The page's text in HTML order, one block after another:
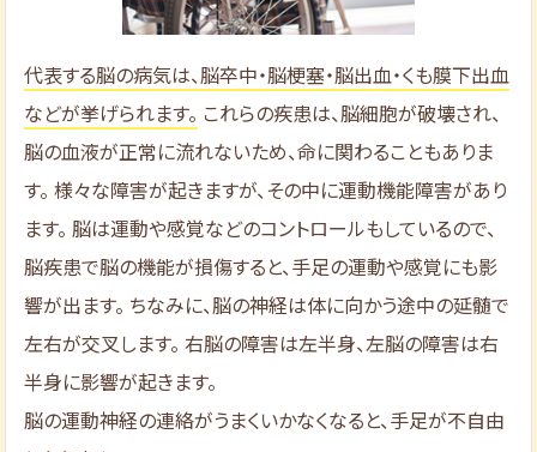
代表する脳の病気は、脳卒中・脳梗塞・脳出血・くも膜下出血
などが挙げられます。 これらの疾患は、脳細胞が破壊され、
脳の血液が正常に流れないため、命に関わることもありま
す。 様々な障害が起きますが、その中に運動機能障害があり
ます。 脳は運動や感覚などのコントロールもしているので、
脳疾患で脳の機能が損傷すると、手足の運動や感覚にも影
響が出ます。 ちなみに、脳の神経は体に向かう途中の延髄で
左右が交叉します。 右脳の障害は左半身、左脳の障害は右
半身に影響が起きます。
脳の運動神経の連絡がうまくいかなくなると、手足が不自由